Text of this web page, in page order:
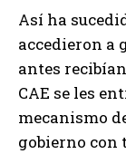
Así ha
accedieron a
antes
CAE se les
mecanismo
gobierno con